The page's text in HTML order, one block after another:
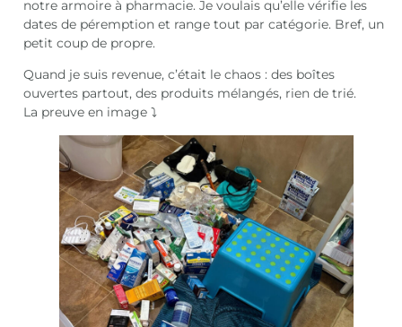
notre armoire à pharmacie. Je voulais qu’elle vérifie les
dates de péremption et range tout par catégorie. Bref, un
petit coup de propre.
Quand je suis revenue, c’était le chaos : des boîtes
ouvertes partout, des produits mélangés, rien de trié.
La preuve en image ⤵️